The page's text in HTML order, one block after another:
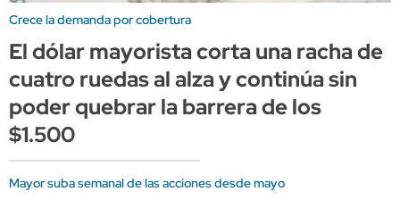
Crece la demanda por cobertura
El dólar mayorista corta una racha de
cuatro ruedas al alza y continúa sin
poder quebrar la barrera de los
$1.500
Mayor suba semanal de las acciones desde mayo